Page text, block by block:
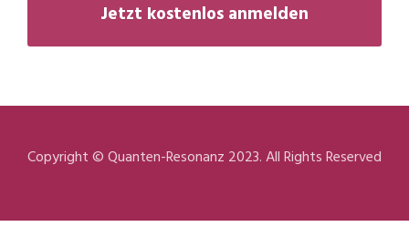
Jetzt kostenlos anmelden
Copyright © Quanten-Resonanz 2023. All Rights Reserved